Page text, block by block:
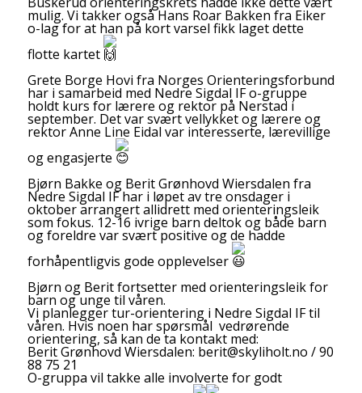
mulig. Vi takker også Hans Roar Bakken fra Eiker
o-lag for at han på kort varsel fikk laget dette
flotte kartet
Grete Borge Hovi fra Norges Orienteringsforbund
har i samarbeid med Nedre Sigdal IF o-gruppe
holdt kurs for lærere og rektor på Nerstad i
september. Det var svært vellykket og lærere og
rektor Anne Line Eidal var interesserte, lærevillige
og engasjerte
Bjørn Bakke og Berit Grønhovd Wiersdalen fra
Nedre Sigdal IF har i løpet av tre onsdager i
oktober arrangert allidrett med orienteringsleik
som fokus. 12-16 ivrige barn deltok og både barn
og foreldre var svært positive og de hadde
forhåpentligvis gode opplevelser
Bjørn og Berit fortsetter med orienteringsleik for
barn og unge til våren.
Vi planlegger tur-orientering i Nedre Sigdal IF til
våren. Hvis noen har spørsmål vedrørende
orientering, så kan de ta kontakt med:
Berit Grønhovd Wiersdalen: berit@skyliholt.no / 90
88 75 21
O-gruppa vil takke alle involverte for godt